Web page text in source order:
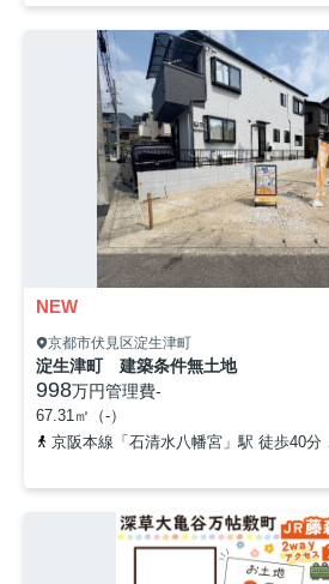
NEW
京都市伏見区淀生津町
淀生津町 建築条件無土地
998万円管理費-
67.31㎡（-）
京阪本線「石清水八幡宮」駅 徒歩40分